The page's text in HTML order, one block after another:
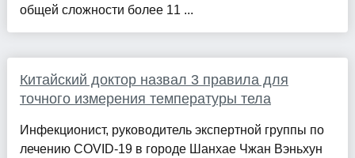
общей сложности более 11 ...
Китайский доктор назвал 3 правила для
точного измерения температуры тела
Инфекционист, руководитель экспертной группы по
лечению COVID-19 в городе Шанхае Чжан Вэньхун